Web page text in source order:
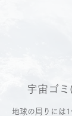
宇宙ゴ
地球の周りには